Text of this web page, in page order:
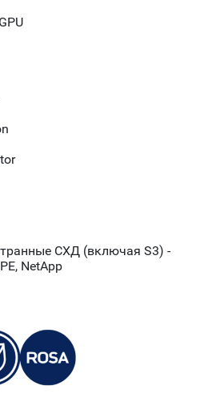
СХД (включая S3) -
NetApp